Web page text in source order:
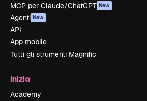
MCP per Claude/ChatGPT New
Agenti New
API
App mobile
Tutti gli strumenti Magnific
Inizia
Academy